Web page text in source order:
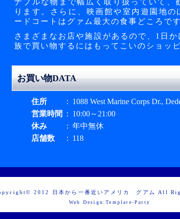
ナブルな物まで幅広く取り扱っていて
ります。さらに、映画館や室内遊園地
ードコートはグァム最大の食事どころです
さまざまなお店や施設があるので、1日
族で買い物するにはもってこいのショッ
お買い物DATA
住所 ： 1088 West Marine Corps Dr.,
営業時間
： 10:00～21:00
休み
： 年中無休
店舗数
： 118
2012 日本から一番近いアメリカ グアム All
Web Design:Template-Party